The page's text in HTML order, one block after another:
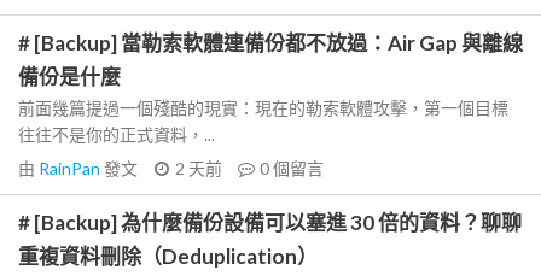
# [Backup] 當勒索軟體連備份都不放過：Air Gap 與離線
備份是什麼
前面幾篇提過一個殘酷的現實：現在的勒索軟體攻擊，第一個目標
往往不是你的正式資料，...
由 RainPan 發文 2 天前 0個留言
# [Backup] 為什麼備份設備可以塞進 30 倍的資料？聊聊
重複資料刪除（Deduplication）